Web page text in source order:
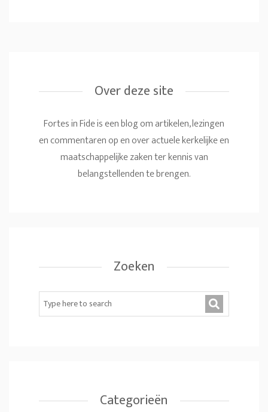
Over deze site
Fortes in Fide is een blog om artikelen, lezingen
en commentaren op en over actuele kerkelijke en
maatschappelijke zaken ter kennis van
belangstellenden te brengen.
Zoeken
Categorieën